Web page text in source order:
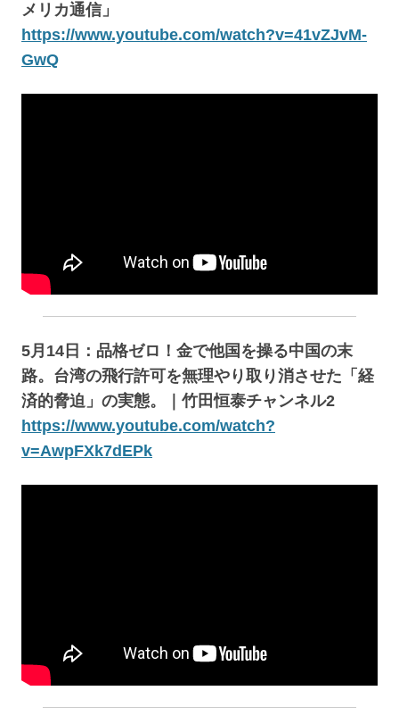
メリカ通信」
https://www.youtube.com/watch?v=41vZJvM-
GwQ
5月14日：品格ゼロ！金で他国を操る中国の末
路。台湾の飛行許可を無理やり取り消させた「経
済的脅迫」の実態。｜竹田恒泰チャンネル2
https://www.youtube.com/watch?
v=AwpFXk7dEPk